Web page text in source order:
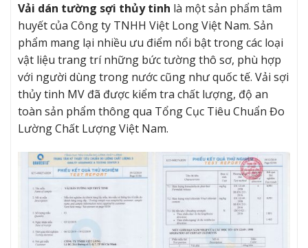
Vải dán tường sợi thủy tinh là một sản phẩm tâm
huyết của Công ty TNHH Việt Long Việt Nam. Sản
phẩm mang lại nhiều ưu điểm nổi bật trong các loại
vật liệu trang trí những bức tường thô sơ, phù hợp
với người dùng trong nước cũng như quốc tế. Vải sợi
thủy tinh MV đã được kiểm tra chất lượng, độ an
toàn sản phẩm thông qua Tổng Cục Tiêu Chuẩn Đo
Lường Chất Lượng Việt Nam.